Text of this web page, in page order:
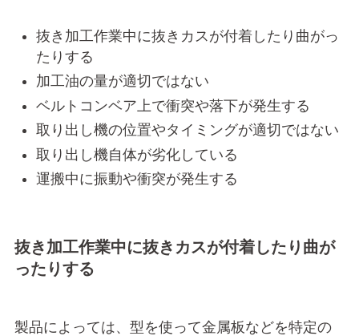
抜き加工作業中に抜きカスが付着したり曲がっ
たりする
加工油の量が適切ではない
ベルトコンベア上で衝突や落下が発生する
取り出し機の位置やタイミングが適切ではない
取り出し機自体が劣化している
運搬中に振動や衝突が発生する
抜き加工作業中に抜きカスが付着したり曲が
ったりする
製品によっては、型を使って金属板などを特定の